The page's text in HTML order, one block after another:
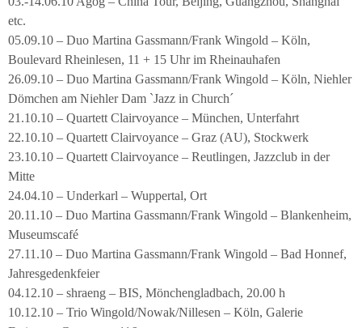
etc.
05.09.10 – Duo Martina Gassmann/Frank Wingold – Köln,
Boulevard Rheinlesen, 11 + 15 Uhr im Rheinauhafen
26.09.10 – Duo Martina Gassmann/Frank Wingold – Köln, Niehler
Dömchen am Niehler Dam `Jazz in Church´
21.10.10 – Quartett Clairvoyance – München, Unterfahrt
22.10.10 – Quartett Clairvoyance – Graz (AU), Stockwerk
23.10.10 – Quartett Clairvoyance – Reutlingen, Jazzclub in der
Mitte
24.04.10 – Underkarl – Wuppertal, Ort
20.11.10 – Duo Martina Gassmann/Frank Wingold – Blankenheim,
Museumscafé
27.11.10 – Duo Martina Gassmann/Frank Wingold – Bad Honnef,
Jahresgedenkfeier
04.12.10 – shraeng – BIS, Mönchengladbach, 20.00 h
10.12.10 – Trio Wingold/Nowak/Nillesen – Köln, Galerie